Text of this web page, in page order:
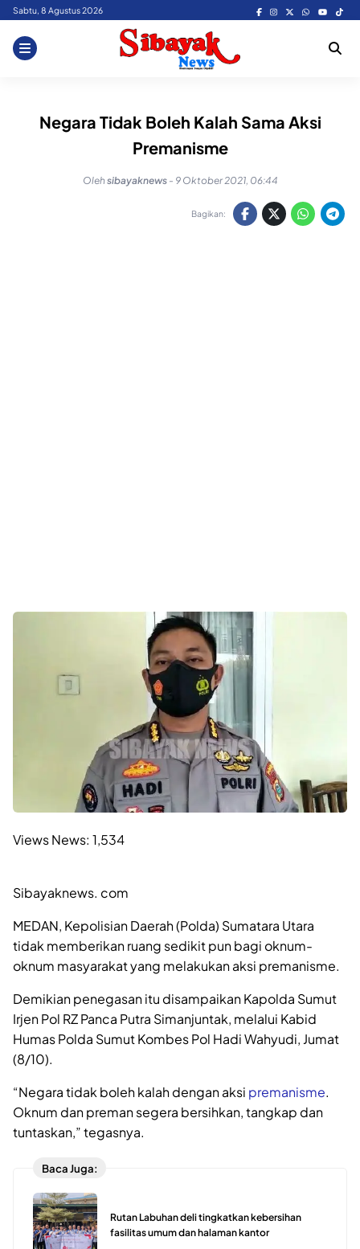
Skip
content
Sabtu, 8 Agustus 2026
Negara Tidak Boleh Kalah Sama Aksi
Premanisme
Olehsibayaknews - 9 Oktober 2021, 06:44
Bagikan:
Views News: 1,534
Sibayaknews. com
MEDAN, Kepolisian Daerah (Polda) Sumatara Utara
tidak memberikan ruang sedikit pun bagi oknum-
oknum masyarakat yang melakukan aksi premanisme.
Demikian penegasan itu disampaikan Kapolda Sumut
Irjen Pol RZ Panca Putra Simanjuntak, melalui Kabid
Humas Polda Sumut Kombes Pol Hadi Wahyudi, Jumat
(8/10).
“Negara tidak boleh kalah dengan aksi premanisme.
Oknum dan preman segera bersihkan, tangkap dan
tuntaskan,” tegasnya.
Baca Juga:
Rutan Labuhan deli tingkatkan kebersihan
fasilitas umum dan halaman kantor